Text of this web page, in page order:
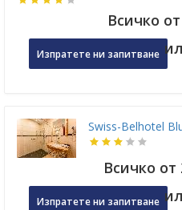
Всичко
Изпратете ни запитване
Swiss-Belhotel
Всичко от
Изпратете ни запитване